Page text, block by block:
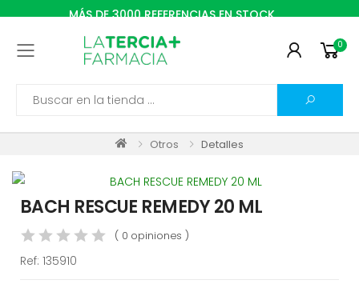
MÁS DE 3000 REFERENCIAS EN STOCK
Toggle mobile menu 0
Search
Otros Detalles
BACH RESCUE REMEDY 20 ML
( 0 opiniones )
Ref: 135910